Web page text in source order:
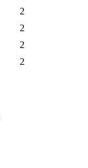
2
2
2
2